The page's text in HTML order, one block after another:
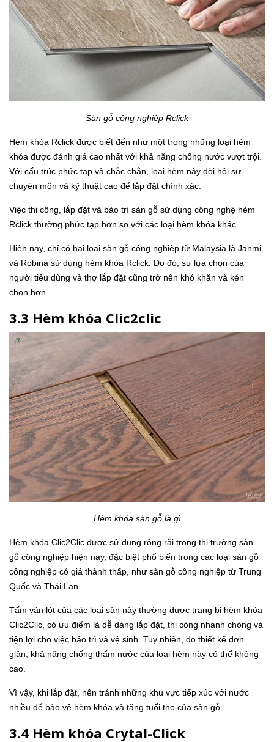
Sàn gỗ công nghiệp Rclick
Hèm khóa Rclick được biết đến như một trong những loại hèm
khóa được đánh giá cao nhất với khả năng chống nước vượt trội.
Với cấu trúc phức tạp và chắc chắn, loại hèm này đòi hỏi sự
chuyên môn và kỹ thuật cao để lắp đặt chính xác.
Việc thi công, lắp đặt và bảo trì sàn gỗ sử dụng công nghệ hèm
Rclick thường phức tạp hơn so với các loại hèm khóa khác.
Hiện nay, chỉ có hai loại sàn gỗ công nghiệp từ Malaysia là Janmi
và Robina sử dụng hèm khóa Rclick. Do đó, sự lựa chọn của
người tiêu dùng và thợ lắp đặt cũng trở nên khó khăn và kén
chọn hơn.
3.3 Hèm khóa Clic2clic
Hèm khóa sàn gỗ là gì
Hèm khóa Clic2Clic được sử dụng rộng rãi trong thị trường sàn
gỗ công nghiệp hiện nay, đặc biệt phổ biến trong các loại sàn gỗ
công nghiệp có giá thành thấp, như sàn gỗ công nghiệp từ Trung
Quốc và Thái Lan.
Tấm ván lót của các loại sàn này thường được trang bị hèm khóa
Clic2Clic, có ưu điểm là dễ dàng lắp đặt, thi công nhanh chóng và
tiện lợi cho việc bảo trì và vệ sinh. Tuy nhiên, do thiết kế đơn
giản, khả năng chống thấm nước của loại hèm này có thể không
cao.
Vì vậy, khi lắp đặt, nên tránh những khu vực tiếp xúc với nước
nhiều để bảo vệ hèm khóa và tăng tuổi thọ của sàn gỗ.
3.4 Hèm khóa Crytal-Click